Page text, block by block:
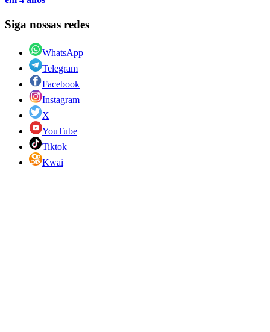
Siga nossas redes
WhatsApp
Telegram
Facebook
Instagram
X
YouTube
Tiktok
Kwai